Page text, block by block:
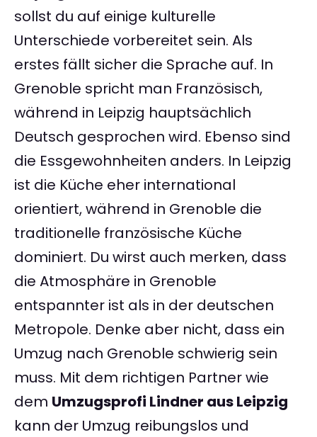
sollst du auf einige kulturelle
Unterschiede vorbereitet sein. Als
erstes fällt sicher die Sprache auf. In
Grenoble spricht man Französisch,
während in Leipzig hauptsächlich
Deutsch gesprochen wird. Ebenso sind
die Essgewohnheiten anders. In Leipzig
ist die Küche eher international
orientiert, während in Grenoble die
traditionelle französische Küche
dominiert. Du wirst auch merken, dass
die Atmosphäre in Grenoble
entspannter ist als in der deutschen
Metropole. Denke aber nicht, dass ein
Umzug nach Grenoble schwierig sein
muss. Mit dem richtigen Partner wie
dem Umzugsprofi Lindner aus Leipzig
kann der Umzug reibungslos und